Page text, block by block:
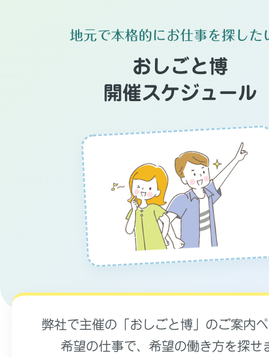
地元で本格的にお仕事を探した
おしごと博
開催スケジュール
弊社で主催の「おしごと博」のご案内
希望の仕事で、希望の働き方を探せ